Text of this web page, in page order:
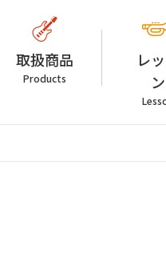
取扱商品
Products
レ
ン